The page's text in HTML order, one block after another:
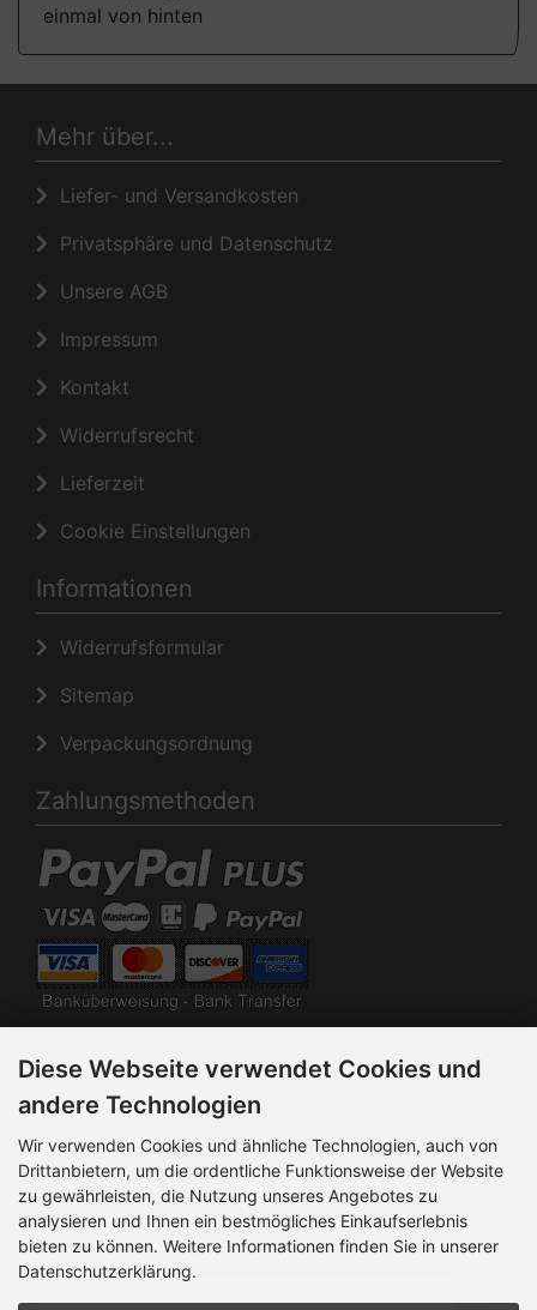
einmal von hinten
Mehr über...
Liefer- und Versandkosten
Privatsphäre und Datenschutz
Unsere AGB
Impressum
Kontakt
Widerrufsrecht
Lieferzeit
Cookie Einstellungen
Informationen
Widerrufsformular
Sitemap
Verpackungsordnung
Zahlungsmethoden
Newsletter-Anmeldung
E-Mail-Adresse:
Diese Webseite verwendet Cookies und
andere Technologien
Wir verwenden Cookies und ähnliche Technologien, auch von
Drittanbietern, um die ordentliche Funktionsweise der Website
zu gewährleisten, die Nutzung unseres Angebotes zu
analysieren und Ihnen ein bestmögliches Einkaufserlebnis
bieten zu können. Weitere Informationen finden Sie in unserer
Datenschutzerklärung.